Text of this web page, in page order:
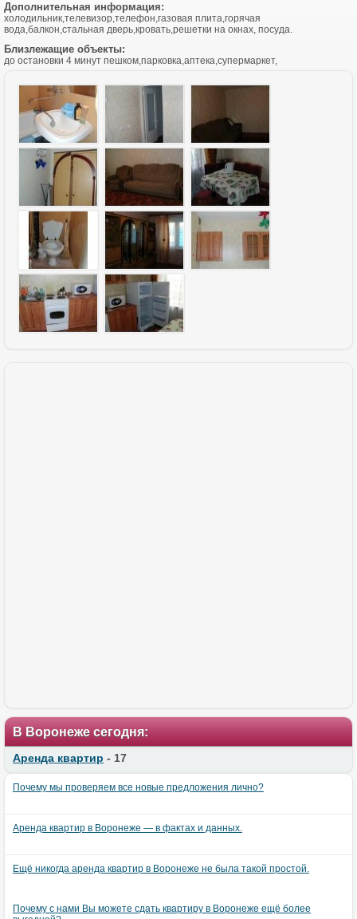
Дополнительная информация:
холодильник,телевизор,телефон,газовая плита,горячая
вода,балкон,стальная дверь,кровать,решетки на окнах, посуда.
Близлежащие объекты:
до остановки 4 минут пешком,парковка,аптека,супермаркет,
В Воронеже сегодня:
Аренда квартир - 17
Почему мы проверяем все новые предложения лично?
Аренда квартир в Воронеже — в фактах и данных.
Ещё никогда аренда квартир в Воронеже не была такой простой.
Почему с нами Вы можете сдать квартиру в Воронеже ещё более